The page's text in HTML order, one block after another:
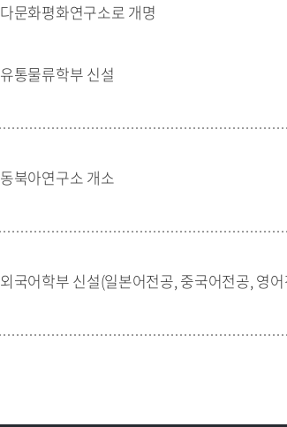
다문화평화연구소로 개명
유통물류학부 신설
동북아연구소 개소
외국어학부 신설(일본어전공, 중국어전공, 영